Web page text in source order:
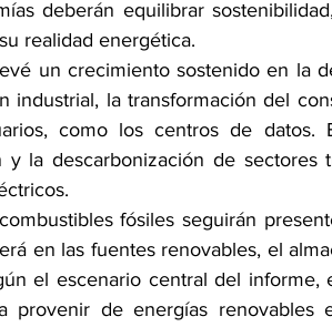
deberán equilibrar
realidad energética.
un crecimiento sostenido en la
industrial, la transformación del
como los centros de datos.
y la descarbonización de sectores
fósiles seguirán
en las fuentes renovables, el
el escenario central del informe,
provenir de energías